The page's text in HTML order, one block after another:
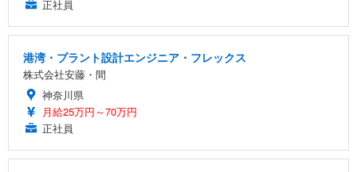
正社員
港湾・プラント設計エンジニア・フレックス
株式会社安藤・間
神奈川県
月給25万円～70万円
正社員